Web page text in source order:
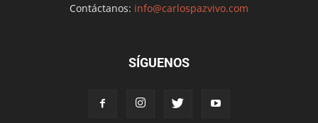
Contáctanos: info@carlospazvivo.com
SÍGUENOS